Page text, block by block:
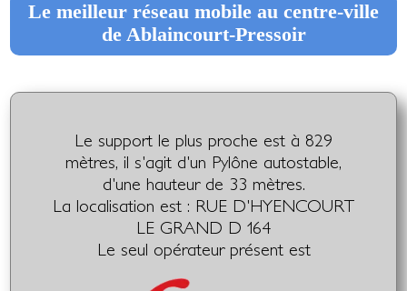
Le meilleur réseau mobile au centre-ville
de Ablaincourt-Pressoir
Le support le plus proche est à 829
mètres, il s'agit d'un Pylône autostable,
d'une hauteur de 33 mètres.
La localisation est : RUE D'HYENCOURT
LE GRAND D 164
Le seul opérateur présent est